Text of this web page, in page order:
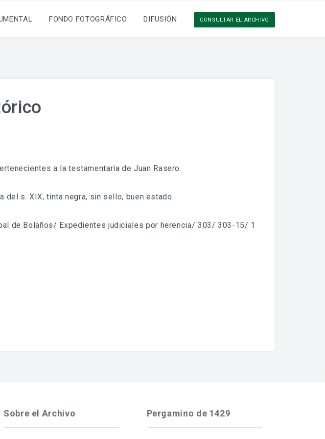
FONDO FOTOGRÁFICO DIFUSIÓN CONSULTAR EL ARCHIVO
a la testamentaria de Juan Rasero.
del s. XIX, tinta negra, sin sello, buen estado.
de Bolaños/ Expedientes judiciales por herencia/ 303/ 303-15/ 1
Sobre el Archivo Pergamino de 1429